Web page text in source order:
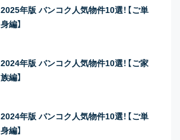
2025年版 バンコク人気物件10選！【ご単
身編】
2024年版 バンコク人気物件10選！【ご家
族編】
2024年版 バンコク人気物件10選！【ご単
身編】